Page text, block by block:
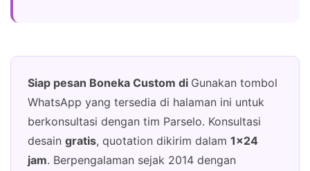
Siap pesan Boneka Custom di Gunakan tombol
WhatsApp yang tersedia di halaman ini untuk
berkonsultasi dengan tim Parselo. Konsultasi
desain gratis, quotation dikirim dalam 1×24
jam. Berpengalaman sejak 2014 dengan